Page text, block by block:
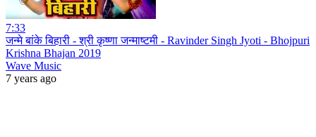
7:33
जन्मे बांके बिहारी - श्री कृष्णा जन्माष्टमी - Ravinder Singh Jyoti - Bhojpuri
Krishna Bhajan 2019
Wave Music
7 years ago